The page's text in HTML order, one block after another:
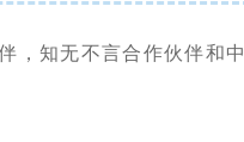
，知无不言合作伙伴和中